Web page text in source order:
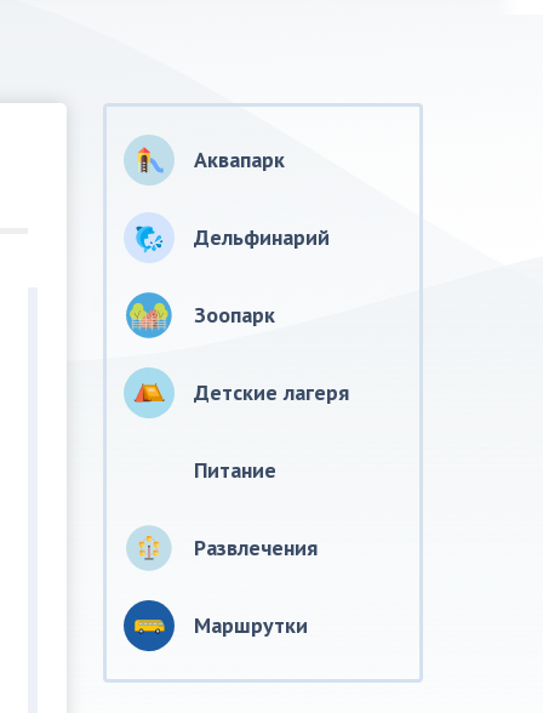
Аквапарк
Дельфинарий
Зоопарк
Детские лагеря
Питание
Развлечения
Маршрутки